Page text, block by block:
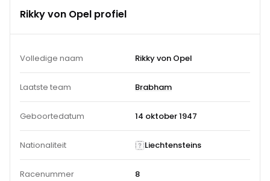
Rikky von Opel profiel
Volledige naam Rikky von Opel
Laatste team Brabham
Geboortedatum 14 oktober 1947
Nationaliteit Liechtensteins
Racenummer 8